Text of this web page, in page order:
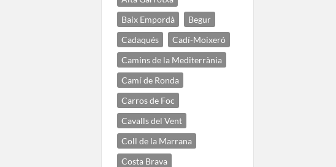
Baix Empordà
Begur
Cadaqués
Cadí-Moixeró
Camins de la Mediterrània
Camí de Ronda
Carros de Foc
Cavalls del Vent
Coll de la Marrana
Costa Brava